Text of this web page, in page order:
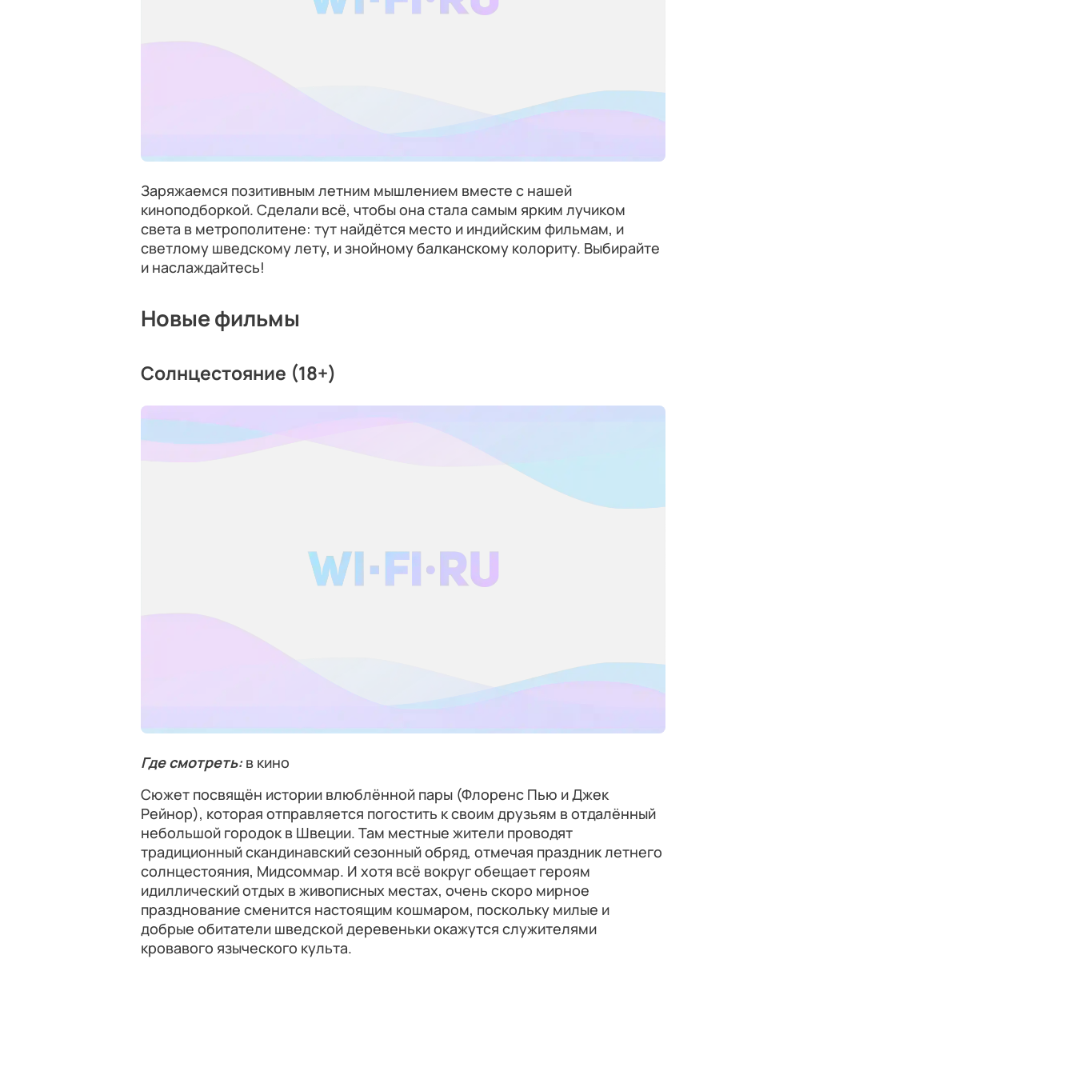
Заряжаемся позитивным летним мышлением вместе с нашей
киноподборкой. Сделали всё, чтобы она стала самым ярким лучиком
света в метрополитене: тут найдётся место и индийским фильмам, и
светлому шведскому лету, и знойному балканскому колориту. Выбирайте
и наслаждайтесь!
Новые фильмы
Солнцестояние (18+)
Где смотреть:в кино
Сюжет посвящён истории влюблённой пары (Флоренс Пью и Джек
Рейнор), которая отправляется погостить к своим друзьям в отдалённый
небольшой городок в Швеции. Там местные жители проводят
традиционный скандинавский сезонный обряд, отмечая праздник летнего
солнцестояния, Мидсоммар. И хотя всё вокруг обещает героям
идиллический отдых в живописных местах, очень скоро мирное
празднование сменится настоящим кошмаром, поскольку милые и
добрые обитатели шведской деревеньки окажутся служителями
кровавого языческого культа.